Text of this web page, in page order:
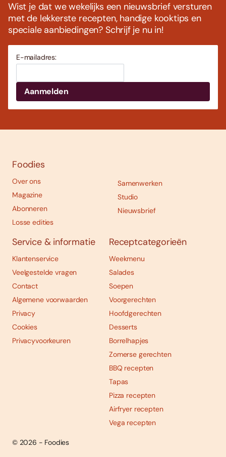
Wist je dat we wekelijks een nieuwsbrief versturen
met de lekkerste recepten, handige kooktips en
speciale aanbiedingen? Schrijf je nu in!
E-mailadres:
Foodies
Over ons
Magazine
Abonneren
Losse edities
Samenwerken
Studio
Nieuwsbrief
Service & informatie
Klantenservice
Veelgestelde vragen
Contact
Algemene voorwaarden
Privacy
Cookies
Privacyvoorkeuren
Receptcategorieën
Weekmenu
Salades
Soepen
Voorgerechten
Hoofdgerechten
Desserts
Borrelhapjes
Zomerse gerechten
BBQ recepten
Tapas
Pizza recepten
Airfryer recepten
Vega recepten
© 2026 - Foodies